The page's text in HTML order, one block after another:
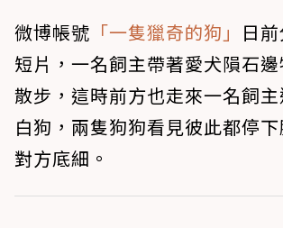
微博帳號 「一隻獵奇的狗」 日
短片，一名飼主帶著愛犬隕石
散步，這時前方也走來一名飼
白狗，兩隻狗狗看見彼此都停
對方底細。